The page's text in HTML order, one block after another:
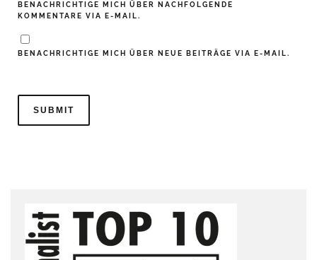
BENACHRICHTIGE MICH ÜBER NACHFOLGENDE
KOMMENTARE VIA E-MAIL.
BENACHRICHTIGE MICH ÜBER NEUE BEITRÄGE VIA E-MAIL.